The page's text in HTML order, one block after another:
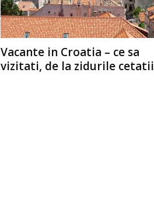
Vacante in Croatia – ce sa
vizitati, de la zidurile